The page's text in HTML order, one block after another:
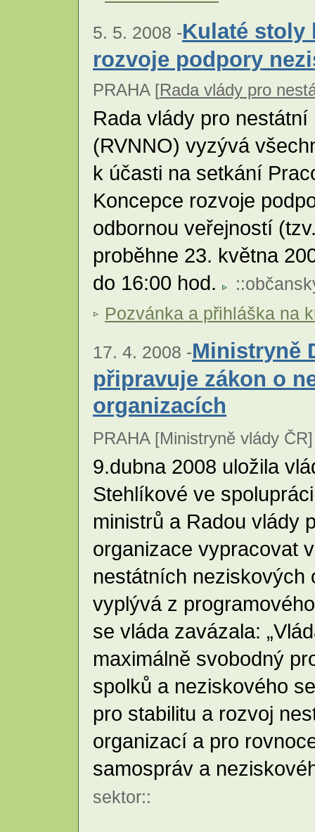
5. 5. 2008 -Kulaté stoly
rozvoje podpory
PRAHA [Rada vlády pro
Rada vlády pro
(RVNNO) vyzývá
k účasti na setkání
Koncepce rozvoje
odbornou veřejností
proběhne 23. května
do 16:00 hod.
::
Pozvánka a přihláška na
17. 4. 2008 -Ministryně
připravuje zákon o
organizacích
PRAHA [Ministryně vlády
9.dubna 2008 uložila
Stehlíkové ve
ministrů a Radou vlády
organizace vypracovat
nestátních neziskových
vyplývá z
se vláda zavázala:
maximálně svobodný
spolků a neziskového
pro stabilitu a rozvoj
organizací a pro
samospráv a
sektor::